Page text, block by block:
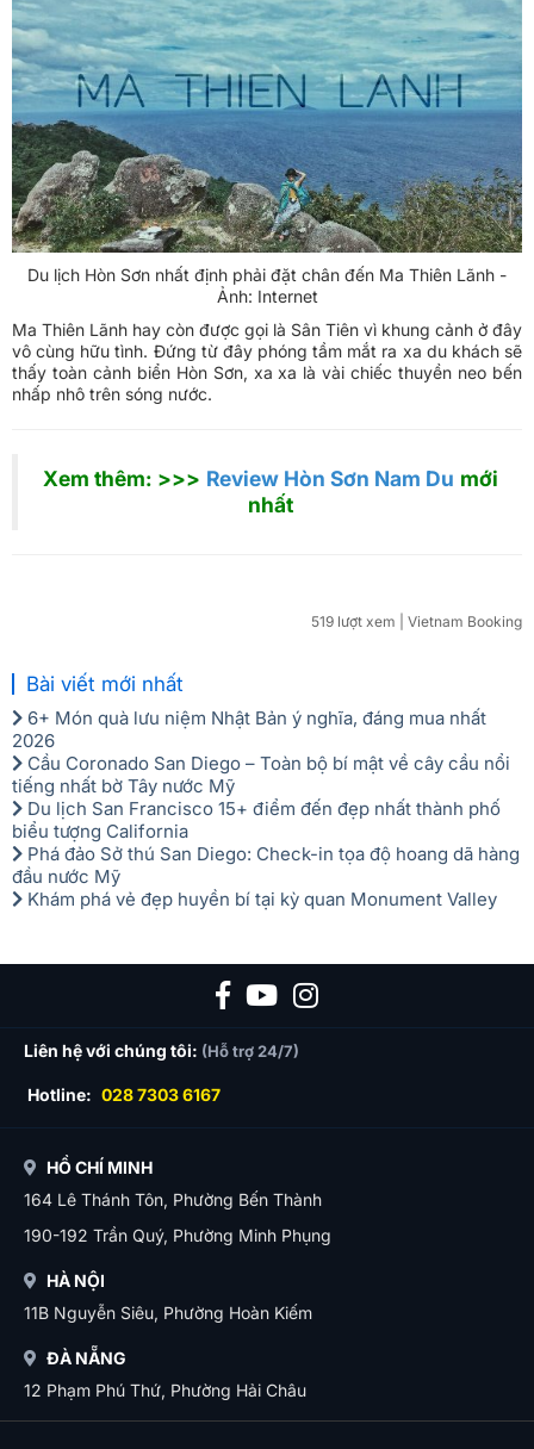
Du lịch Hòn Sơn nhất định phải đặt chân đến Ma Thiên Lãnh -
Ảnh: Internet
Ma Thiên Lãnh hay còn được gọi là Sân Tiên vì khung cảnh ở đây
vô cùng hữu tình. Đứng từ đây phóng tầm mắt ra xa du khách sẽ
thấy toàn cảnh biển Hòn Sơn, xa xa là vài chiếc thuyền neo bến
nhấp nhô trên sóng nước.
Xem thêm: >>> Review Hòn Sơn Nam Du mới
nhất
519 lượt xem | Vietnam Booking
Bài viết mới nhất
6+ Món quà lưu niệm Nhật Bản ý nghĩa, đáng mua nhất
2026
Cầu Coronado San Diego – Toàn bộ bí mật về cây cầu nổi
tiếng nhất bờ Tây nước Mỹ
Du lịch San Francisco 15+ điểm đến đẹp nhất thành phố
biểu tượng California
Phá đảo Sở thú San Diego: Check-in tọa độ hoang dã hàng
đầu nước Mỹ
Khám phá vẻ đẹp huyền bí tại kỳ quan Monument Valley
Liên hệ với chúng tôi: (Hỗ trợ 24/7)
Hotline: 028 7303 6167
HỒ CHÍ MINH
164 Lê Thánh Tôn, Phường Bến Thành
190-192 Trần Quý, Phường Minh Phụng
HÀ NỘI
11B Nguyễn Siêu, Phường Hoàn Kiếm
ĐÀ NẴNG
12 Phạm Phú Thứ, Phường Hải Châu